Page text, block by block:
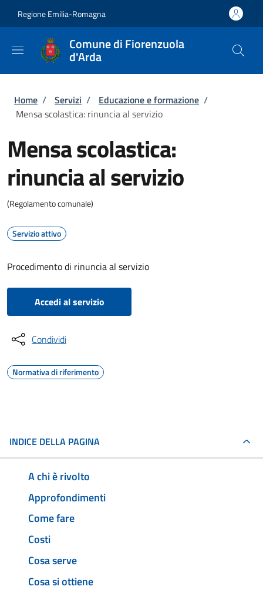
Regione Emilia-Romagna
Comune di Fiorenzuola
d'Arda
Briciole di pane
Home / Servizi / Educazione e formazione /
Mensa scolastica: rinuncia al servizio
Mensa scolastica:
rinuncia al servizio
(Regolamento comunale)
Servizio attivo
Procedimento di rinuncia al servizio
Accedi al servizio
Condividi
Normativa di riferimento
INDICE DELLA PAGINA
A chi è rivolto
Approfondimenti
Come fare
Costi
Cosa serve
Cosa si ottiene